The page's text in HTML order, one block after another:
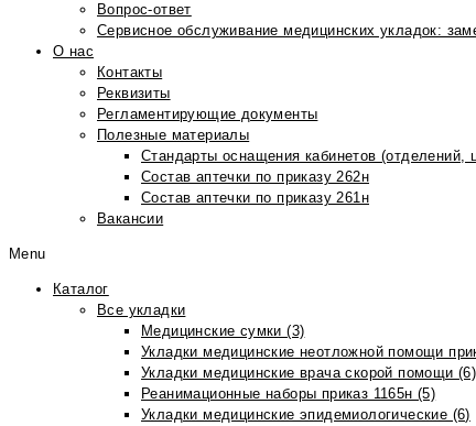
Вопрос-ответ
Сервисное обслуживание медицинских укладок:
О нас
Контакты
Реквизиты
Регламентирующие документы
Полезные материалы
Стандарты оснащения кабинетов (отделений,
Состав аптечки по приказу 262н
Состав аптечки по приказу 261н
Вакансии
Menu
Каталог
Все укладки
Медицинские сумки (3)
Укладки медицинские неотложной помощи
Укладки медицинские врача скорой помощи (6)
Реанимационные наборы приказ 1165н (5)
Укладки медицинские эпидемиологические (6)